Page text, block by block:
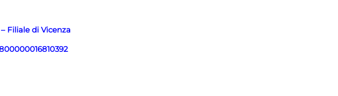
Filiale di Vicenza